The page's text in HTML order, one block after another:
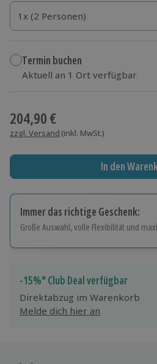
1x (2 Personen)
1x (2 Personen)
1x (2 Personen)
Termin buchen
Aktuell an 1 Ort verfügbar
204,90 €
zzgl. Versand (inkl. MwSt.)
In den
Immer das richtige Geschenk:
Große Auswahl, volle Flexibilität und
Jeder Gutschein für alle Erlebnisse
Maximale Sicherheit
10 Jahre gültig & verlängerbar.
-15%* Club Deal verfügbar
Direktabzug im Warenkorb
Melde dich hier an